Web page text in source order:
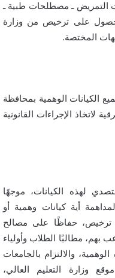
التمريض ـ مصطلحات طبية ـ
على ترخيص من وزارة
المختصة.
الكيانات الوهمية بمحافظة
لاتخاذ الإجراءات القانونية
لهذه الكيانات، موجهًا
أية كيانات وهمية أو
ترخيص، حفاظًا على مصالح
بهم، مطالبًا الطلاب وأولياء
والالتزام بالجامعات
وزارة التعليم العالي،